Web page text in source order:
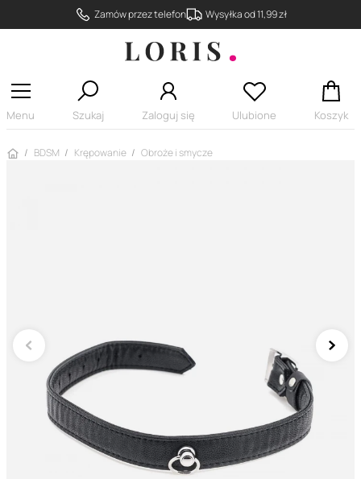
Zamów przez telefon Wysyłka od 11,99 zł
Menu Szukaj Zaloguj się Ulubione Koszyk
Strona główna
BDSM Krępowanie Obroże i smycze